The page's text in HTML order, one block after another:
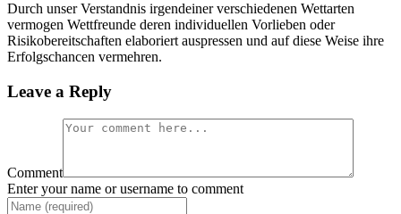
Durch unser Verstandnis irgendeiner verschiedenen Wettarten
vermogen Wettfreunde deren individuellen Vorlieben oder
Risikobereitschaften elaboriert auspressen und auf diese Weise ihre
Erfolgschancen vermehren.
Leave a Reply
Comment
Enter your name or username to comment